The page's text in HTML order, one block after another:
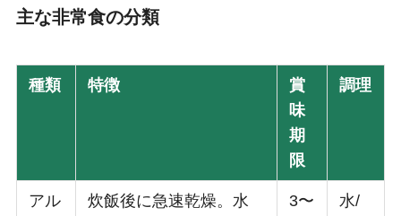
主な非常食の分類
種類 特徴
賞
味
期
限
調理
アル
炊飯後に急速乾燥。水
3〜
水/